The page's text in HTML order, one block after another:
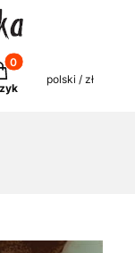
w koszyku:
polski / zł